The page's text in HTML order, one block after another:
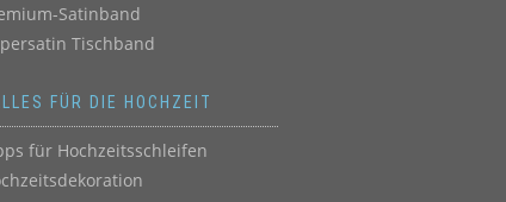
Satinband
Tischband
FÜR DIE HOCHZEIT
für Hochzeitsschleifen